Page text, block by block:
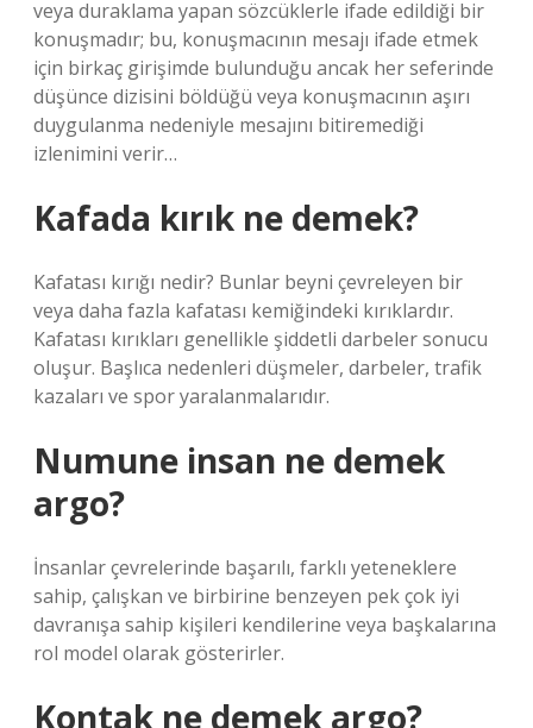
veya duraklama yapan sözcüklerle ifade edildiği bir
konuşmadır; bu, konuşmacının mesajı ifade etmek
için birkaç girişimde bulunduğu ancak her seferinde
düşünce dizisini böldüğü veya konuşmacının aşırı
duygulanma nedeniyle mesajını bitiremediği
izlenimini verir…
Kafada kırık ne demek?
Kafatası kırığı nedir? Bunlar beyni çevreleyen bir
veya daha fazla kafatası kemiğindeki kırıklardır.
Kafatası kırıkları genellikle şiddetli darbeler sonucu
oluşur. Başlıca nedenleri düşmeler, darbeler, trafik
kazaları ve spor yaralanmalarıdır.
Numune insan ne demek
argo?
İnsanlar çevrelerinde başarılı, farklı yeteneklere
sahip, çalışkan ve birbirine benzeyen pek çok iyi
davranışa sahip kişileri kendilerine veya başkalarına
rol model olarak gösterirler.
Kontak ne demek argo?